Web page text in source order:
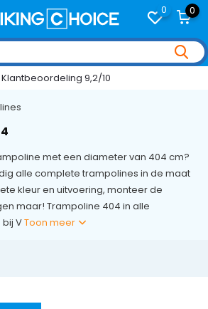
0 0
Klantbeoordeling 9,2/10
met een diameter van 404 cm?
alle complete trampolines in de maat
kleur en uitvoering, monteer de
maar! Trampoline 404 in alle
bij VToon meer